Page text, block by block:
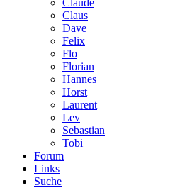
Claude
Claus
Dave
Felix
Flo
Florian
Hannes
Horst
Laurent
Lev
Sebastian
Tobi
Forum
Links
Suche